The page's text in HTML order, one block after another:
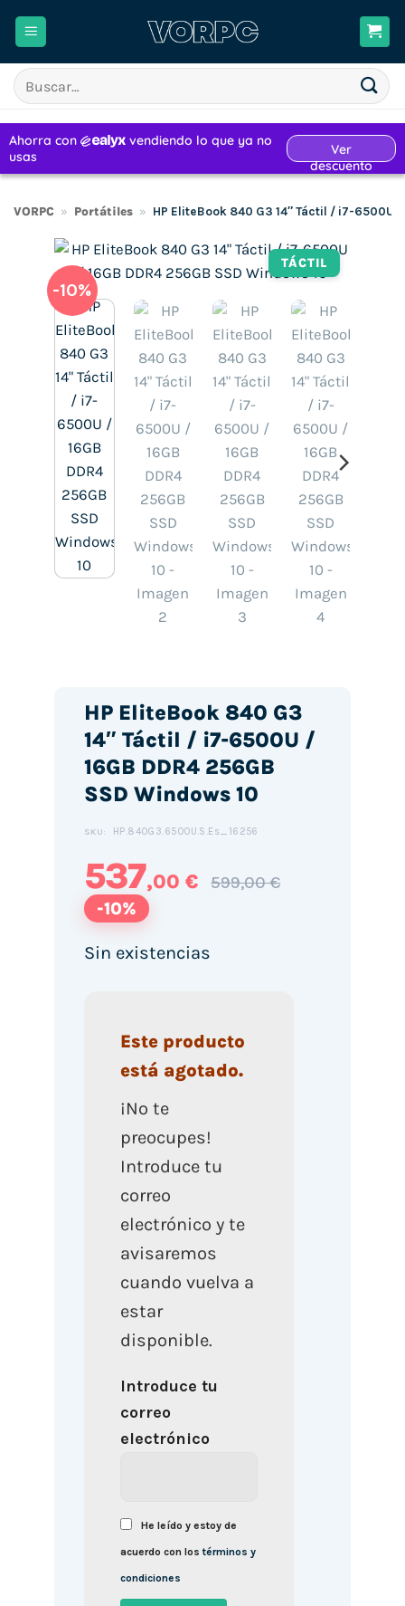
Buscar
por:
VORPC » Portátiles » HP EliteBook 840 G3 14″ Táctil / i7-6500U /
TÁCTIL
-10%
HP EliteBook 840 G3
14″ Táctil / i7-6500U /
16GB DDR4 256GB
SSD Windows 10
SKU: HP.840G3.6500U.S.Es_16256
537,00 € 599,00 €
-10%
Sin existencias
Este producto
está agotado.
¡No te
preocupes!
Introduce tu
correo
electrónico y te
avisaremos
cuando vuelva a
estar
disponible.
Introduce tu
correo
electrónico
He leído y estoy de
acuerdo con lostérminos y
condiciones